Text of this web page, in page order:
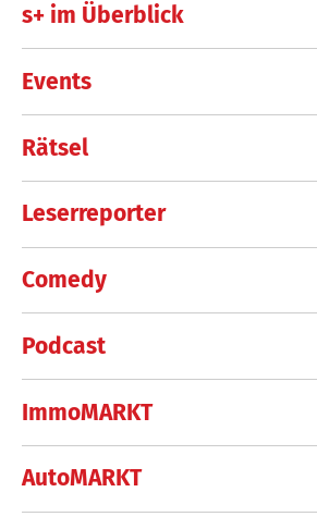
s+ im Überblick
Events
Rätsel
Leserreporter
Comedy
Podcast
ImmoMARKT
AutoMARKT